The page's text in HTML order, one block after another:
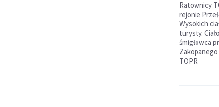
Ratownicy
rejonie
Wysokich
turysty.
śmigłowca
TOPR.